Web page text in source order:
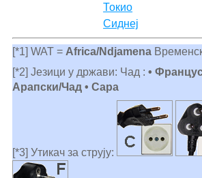
Токио
Сиднеј
[*1] WAT = Africa/Ndjamena
[*2] Језици у држави: Чад : •
Арапски/Чад • Сара
[*3] Утикач за струју: